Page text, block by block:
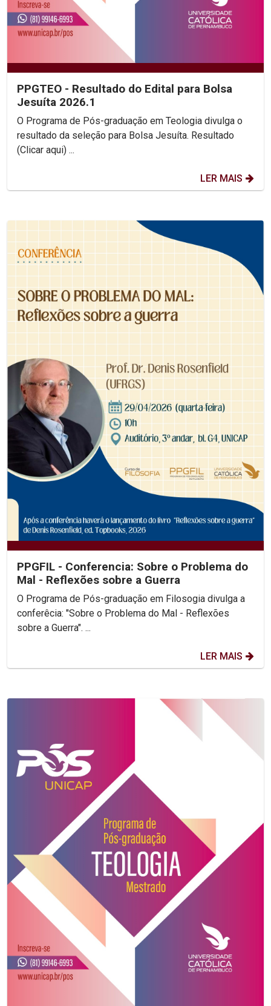
PPGTEO - Resultado do Edital para Bolsa
Jesuíta 2026.1
O Programa de Pós-graduação em Teologia divulga o
resultado da seleção para Bolsa Jesuíta. Resultado
(Clicar aqui) ...
LER MAIS
PPGFIL - Conferencia: Sobre o Problema do
Mal - Reflexões sobre a Guerra
O Programa de Pós-graduação em Filosogia divulga a
conferêcia: "Sobre o Problema do Mal - Reflexões
sobre a Guerra". ...
LER MAIS